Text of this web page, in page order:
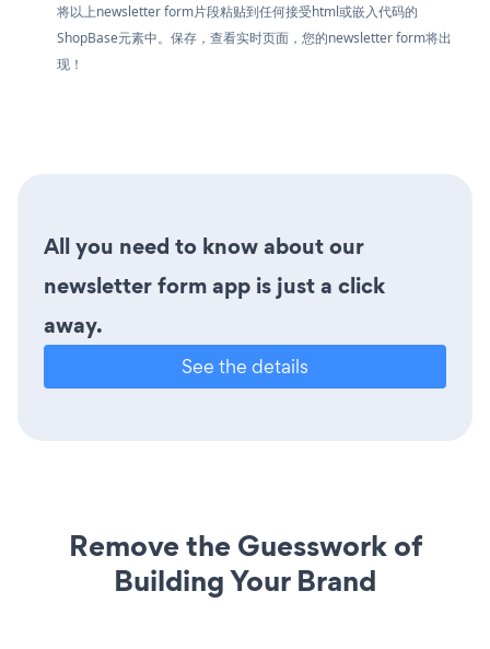
将以上newsletter form片段粘贴到任何接受html或嵌入代码的
ShopBase元素中。保存，查看实时页面，您的newsletter form将出
现！
All you need to know about our
newsletter form app is just a click
away.
See the details
Remove the Guesswork of
Building Your Brand